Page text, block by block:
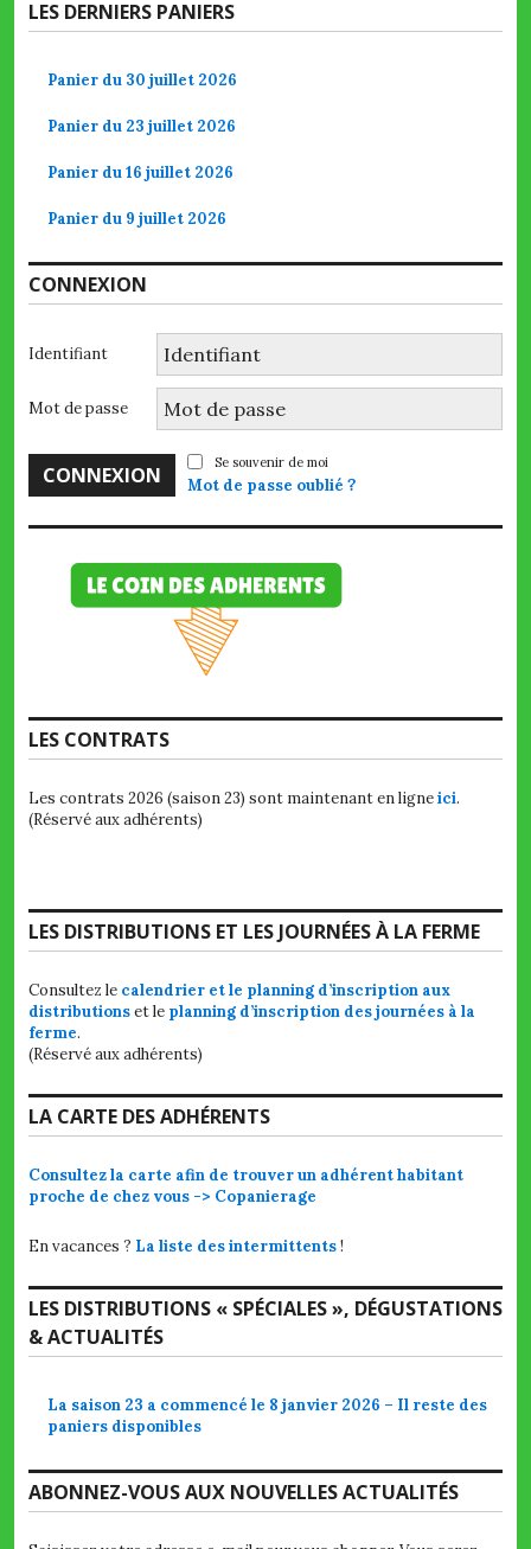
LES DERNIERS PANIERS
Panier du 30 juillet 2026
Panier du 23 juillet 2026
Panier du 16 juillet 2026
Panier du 9 juillet 2026
CONNEXION
Identifiant
Mot de passe
Se souvenir de moi
Mot de passe oublié ?
LES CONTRATS
Les contrats 2026 (saison 23) sont maintenant en ligneici.
(Réservé aux adhérents)
LES DISTRIBUTIONS ET LES JOURNÉES À LA FERME
Consultez le calendrier et le planning d’inscription aux
distributionset le planning d’inscription des journées à la
ferme.
(Réservé aux adhérents)
LA CARTE DES ADHÉRENTS
Consultez la carte afin de trouver un adhérent habitant
proche de chez vous -> Copanierage
En vacances ? La liste des intermittents!
LES DISTRIBUTIONS « SPÉCIALES », DÉGUSTATIONS
& ACTUALITÉS
La saison 23 a commencé le 8 janvier 2026 – Il reste des
paniers disponibles
ABONNEZ-VOUS AUX NOUVELLES ACTUALITÉS